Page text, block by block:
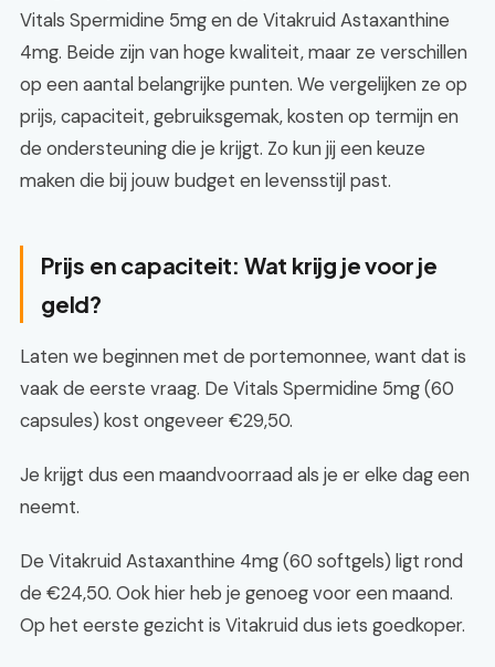
Vitals Spermidine 5mg en de Vitakruid Astaxanthine
4mg. Beide zijn van hoge kwaliteit, maar ze verschillen
op een aantal belangrijke punten. We vergelijken ze op
prijs, capaciteit, gebruiksgemak, kosten op termijn en
de ondersteuning die je krijgt. Zo kun jij een keuze
maken die bij jouw budget en levensstijl past.
Prijs en capaciteit: Wat krijg je voor je
geld?
Laten we beginnen met de portemonnee, want dat is
vaak de eerste vraag. De Vitals Spermidine 5mg (60
capsules) kost ongeveer €29,50.
Je krijgt dus een maandvoorraad als je er elke dag een
neemt.
De Vitakruid Astaxanthine 4mg (60 softgels) ligt rond
de €24,50. Ook hier heb je genoeg voor een maand.
Op het eerste gezicht is Vitakruid dus iets goedkoper.